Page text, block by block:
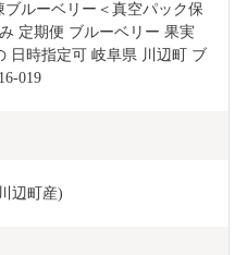
ブルーベリー＜真空パック保
定期便 ブルーベリー 果実
日時指定可 岐阜県 川辺町 ブ
019
辺町産)